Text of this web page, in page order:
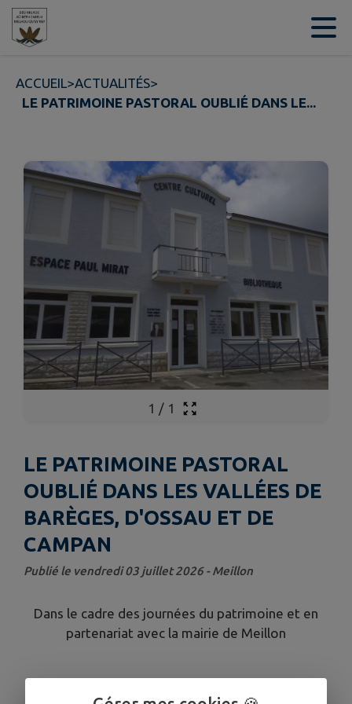
Contenu
ACCUEIL>ACTUALITÉS>
LE PATRIMOINE PASTORAL OUBLIÉ DANS LE...
1 / 1
LE PATRIMOINE PASTORAL
OUBLIÉ DANS LES VALLÉES DE
BARÈGES, D'OSSAU ET DE
CAMPAN
Publié le vendredi 03 juillet 2026 - Meillon
Dans le cadre des journées du patrimoine et en
partenariat avec la mairie de Meillon